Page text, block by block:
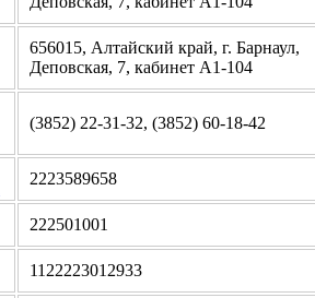
656015, Алтайский край, г. Барнаул,
Деповская, 7, кабинет А1-104
(3852) 22-31-32, (3852) 60-18-42
2223589658
222501001
1122223012933